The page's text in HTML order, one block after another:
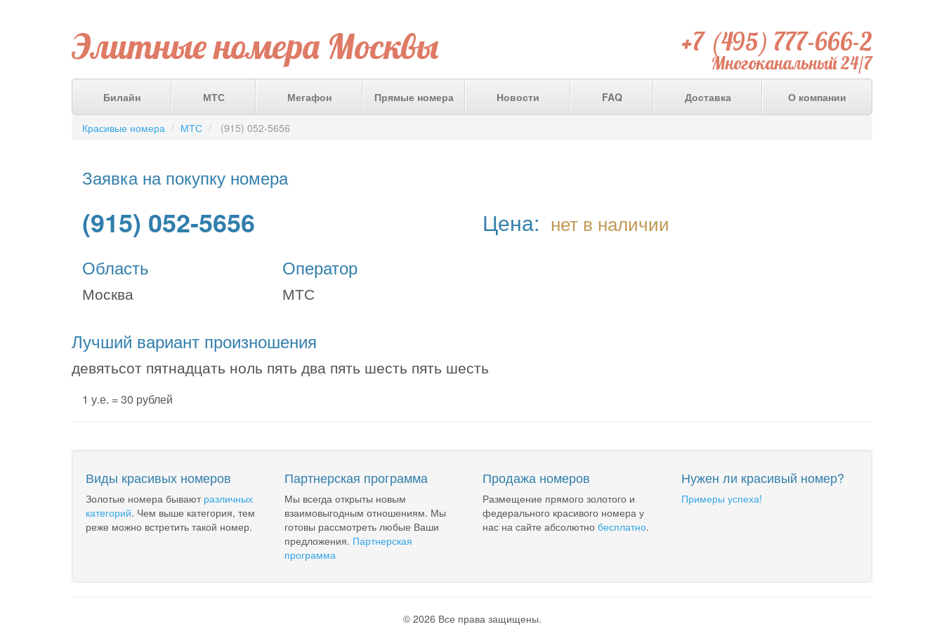
Элитные номера Москвы +7 (495) 777-666-2
Многоканальный 24/7
Билайн МТС Мегафон Прямые номера Новости FAQ Доставка О компании
Красивые номера МТС (915) 052-5656
Заявка на покупку номера
(915) 052-5656 Цена: нет в наличии
Область
Москва
Оператор
МТС
Лучший вариант произношения
девятьсот пятнадцать ноль пять два пять шесть пять шесть
1 у.е. = 30 рублей
Виды красивых номеров
Золотые номера бывают различных
категорий. Чем выше категория, тем
реже можно встретить такой номер.
Партнерская программа
Мы всегда открыты новым
взаимовыгодным отношениям. Мы
готовы рассмотреть любые Ваши
предложения. Партнерская
программа
Продажа номеров
Размещение прямого золотого и
федерального красивого номера у
нас на сайте абсолютно бесплатно.
Нужен ли красивый номер?
Примеры успеха!
© 2026 Все права защищены.